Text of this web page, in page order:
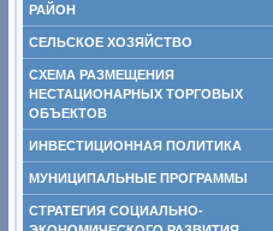
РАЙОН
СЕЛЬСКОЕ ХОЗЯЙСТВО
СХЕМА РАЗМЕЩЕНИЯ
НЕСТАЦИОНАРНЫХ ТОРГОВЫХ
ОБЪЕКТОВ
ИНВЕСТИЦИОННАЯ ПОЛИТИКА
МУНИЦИПАЛЬНЫЕ ПРОГРАММЫ
СТРАТЕГИЯ СОЦИАЛЬНО-